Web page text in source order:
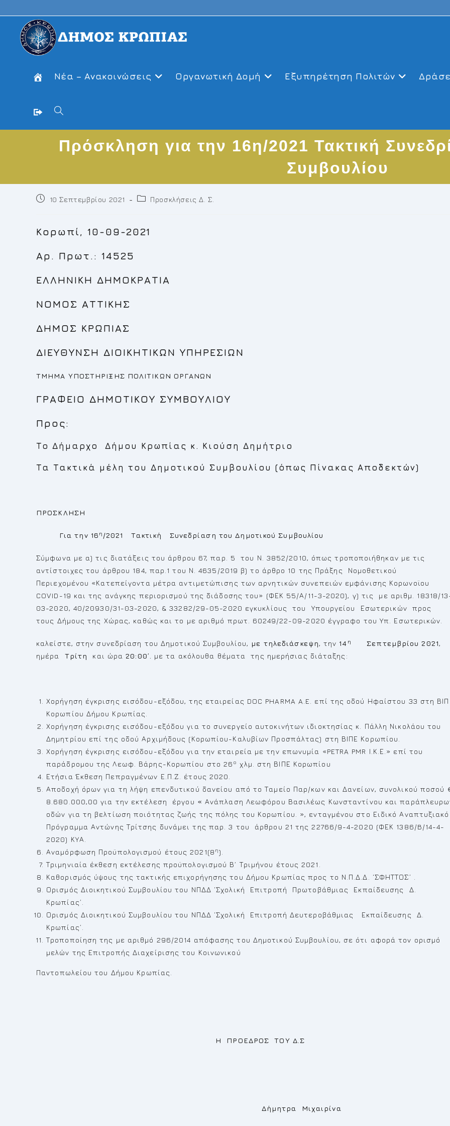
to
content
Νέα – Ανακοινώσεις Οργανωτική Δομή Εξυπηρέτηση Πολιτών
Toggle
website
Πρόσκληση για την 16η/2021 Τακτική
Συμβουλίου
Post10 Σεπτεμβρίου 2021
PostΠροσκλήσεις Δ. Σ.
Κορωπί, 10-09-2021
Αρ. Πρωτ.: 14525
ΕΛΛΗΝΙΚΗ ΔΗΜΟΚΡΑΤΙΑ
ΝΟΜΟΣ ΑΤΤΙΚΗΣ
ΔΗΜΟΣ ΚΡΩΠΙΑΣ
ΔΙΕΥΘΥΝΣΗ ΔΙΟΙΚΗΤΙΚΩΝ ΥΠΗΡΕΣΙΩΝ
ΤΜΗΜΑ ΥΠΟΣΤΗΡΙΞΗΣ ΠΟΛΙΤΙΚΩΝ ΟΡΓΑΝΩΝ
ΓΡΑΦΕΙΟ ΔΗΜΟΤΙΚΟΥ ΣΥΜΒΟΥΛΙΟΥ
Προς:
Το Δήμαρχο Δήμου Κρωπίας κ. Κιούση Δημήτριο
Τα Τακτικά μέλη του Δημοτικού Συμβουλίου (όπως Πίνακας Αποδεκτών)
ΠΡΟΣΚΛΗΣΗ
Για την 16 η /2021 Τακτική Συνεδρίαση του Δημοτικού Συμβουλίου
Σύμφωνα με α) τις διατάξεις του άρθρου 67, παρ. 5 του Ν. 3852/2010, όπως τροποποιήθηκαν με τις
αντίστοιχες του άρθρου 184, παρ.1 του Ν. 4635/2019 β) το άρθρο 10 της Πράξης Νομοθετικού
Περιεχομένου «Κατεπείγοντα μέτρα αντιμετώπισης των αρνητικών συνεπειών εμφάνισης Κορωνοϊου
COVID-19 και της ανάγκης περιορισμού της διάδοσης του» (ΦΕΚ 55/Α/11-3-2020), γ) τις με αριθμ. 18318/
03-2020, 40/20930/31-03-2020, & 33282/29-05-2020 εγκυκλίους του Υπουργείου Εσωτερικών προς
τους Δήμους της Χώρας, καθώς και το με αριθμό πρωτ. 60249/22-09-2020 έγγραφο του Υπ. Εσωτερικών.
καλείστε, στην συνεδρίαση του Δημοτικού Συμβουλίου, με τηλεδιάσκεψη, την 14 η Σεπτεμβρίου 2021,
ημέρα
Τρίτη και ώρα20:00’. με τα ακόλουθα θέματα της ημερήσιας διάταξης:
Χορήγηση έγκρισης εισόδου-εξόδου, της εταιρείας DOC PHARMA A.E. επί της οδού Ηφαίστου 33 στη
Κορωπίου Δήμου Κρωπίας.
Χορήγηση έγκρισης εισόδου-εξόδου για το συνεργείο αυτοκινήτων ιδιοκτησίας κ. Πάλλη Νικολάου του
Δημητρίου επί της οδού Αρχιμήδους (Κορωπίου-Καλυβίων Προσπάλτας) στη ΒΙΠΕ Κορωπίου.
Χορήγηση έγκρισης εισόδου-εξόδου για την εταιρεία με την επωνυμία «PETRA PMR Ι.Κ.Ε.» επί του
παράδρομου της Λεωφ. Βάρης-Κορωπίου στο 26 ο χλμ. στη ΒΙΠΕ Κορωπίου
Ετήσια Έκθεση Πεπραγμένων Ε.Π.Ζ. έτους 2020.
Αποδοχή όρων για τη λήψη επενδυτικού δανείου από το Ταμείο Παρ/κων και Δανείων, συνολικού ποσού
8.680.000,00 για την εκτέλεση έργου « Ανάπλαση Λεωφόρου Βασιλέως Κωνσταντίνου και
οδών για τη βελτίωση ποιότητας ζωής της πόλης του Κορωπίου. », ενταγμένου στο Ειδικό Αναπτυξιακό
Πρόγραμμα Αντώνης Τρίτσης δυνάμει της παρ. 3 του άρθρου 21 της 22766/9-4-2020 (ΦΕΚ 1386/B/14-4-
2020) ΚΥΑ.
Αναμόρφωση Προϋπολογισμού έτους 2021(8 η).
Τριμηνιαία έκθεση εκτέλεσης προϋπολογισμού Β΄ Τριμήνου έτους 2021.
Καθορισμός ύψους της τακτικής επιχορήγησης του Δήμου Κρωπίας προς το Ν.Π.Δ.Δ. ‘ΣΦΗΤΤΟΣ’ .
Ορισμός Διοικητικού Συμβουλίου του ΝΠΔΔ ‘Σχολική Επιτροπή Πρωτοβάθμιας Εκπαίδευσης Δ.
Κρωπίας’.
Ορισμός Διοικητικού Συμβουλίου του ΝΠΔΔ ‘Σχολική Επιτροπή Δευτεροβάθμιας Εκπαίδευσης Δ.
Κρωπίας’.
Τροποποίηση της με αριθμό 296/2014 απόφασης του Δημοτικού Συμβουλίου, σε ότι αφορά τον ορισμό
μελών της Επιτροπής Διαχείρισης του Κοινωνικού
Παντοπωλείου του Δήμου Κρωπίας.
Η ΠΡΟΕΔΡΟΣ ΤΟΥ Δ.Σ
Δήμητρα Μιχαιρίνα